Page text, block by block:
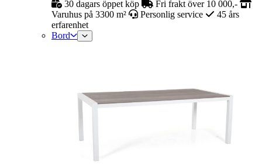
30 dagars öppet köp
Fri frakt över 10 000,-
Varuhus på 3300 m²
Personlig service
45 års
erfarenhet
Bord